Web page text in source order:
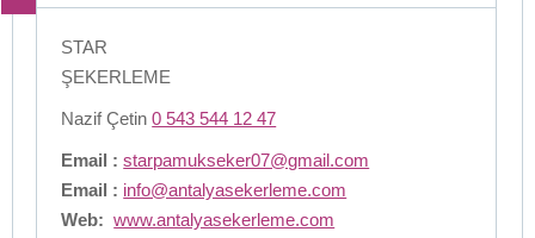
STAR
ŞEKERLEME
Nazif Çetin0 543 544 12 47
Email : starpamukseker07@gmail.com
Email : info@antalyasekerleme.com
Web: www.antalyasekerleme.com